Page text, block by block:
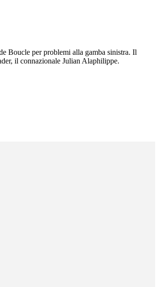
Boucle per problemi alla gamba sinistra. Il
il connazionale Julian Alaphilippe.